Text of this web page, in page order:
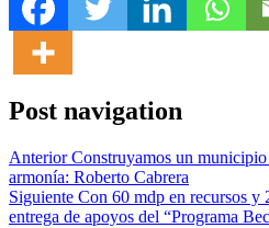
Post navigation
AnteriorConstruyamos un
armonía: Roberto Cabrera
Siguiente Con 60 mdp en recursos
entrega de apoyos del “Programa